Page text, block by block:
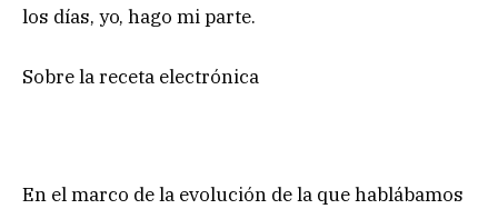
los días, yo, hago mi parte.
Sobre la receta electrónica
En el marco de la evolución de la que hablábamos